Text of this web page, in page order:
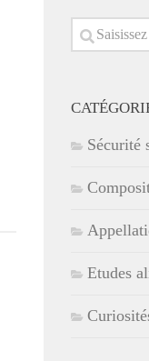
Sécurité
Etudes